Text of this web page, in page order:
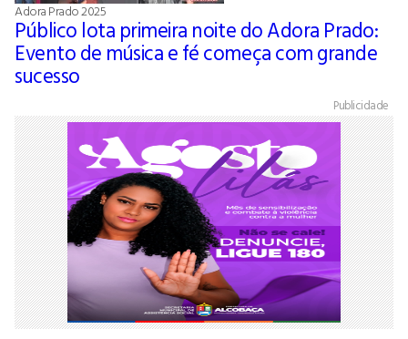
Adora Prado 2025
Público lota primeira noite do Adora Prado:
Evento de música e fé começa com grande
sucesso
Publicidade